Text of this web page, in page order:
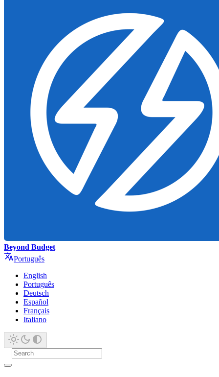
Beyond Budget
Português
English
Português
Deutsch
Español
Français
Italiano